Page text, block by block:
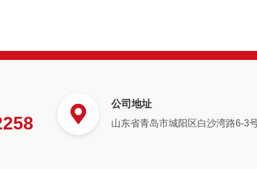
公司地址
山东省青岛市城阳区白沙湾路6-3